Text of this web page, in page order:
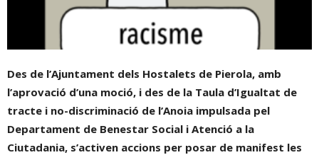
Des de l’Ajuntament dels Hostalets de Pierola, amb
l’aprovació d’una moció, i des de la Taula d’Igualtat de
tracte i no-discriminació de l’Anoia impulsada pel
Departament de Benestar Social i Atenció a la
Ciutadania, s’activen accions per posar de manifest les